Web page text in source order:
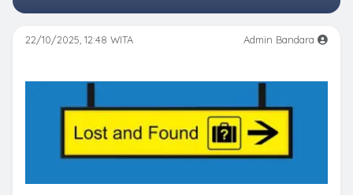
22/10/2025, 12:48 WITA Admin Bandara